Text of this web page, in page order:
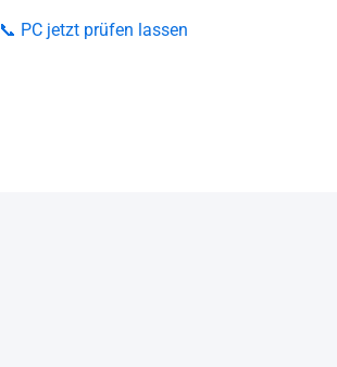
📞 PC jetzt prüfen lassen